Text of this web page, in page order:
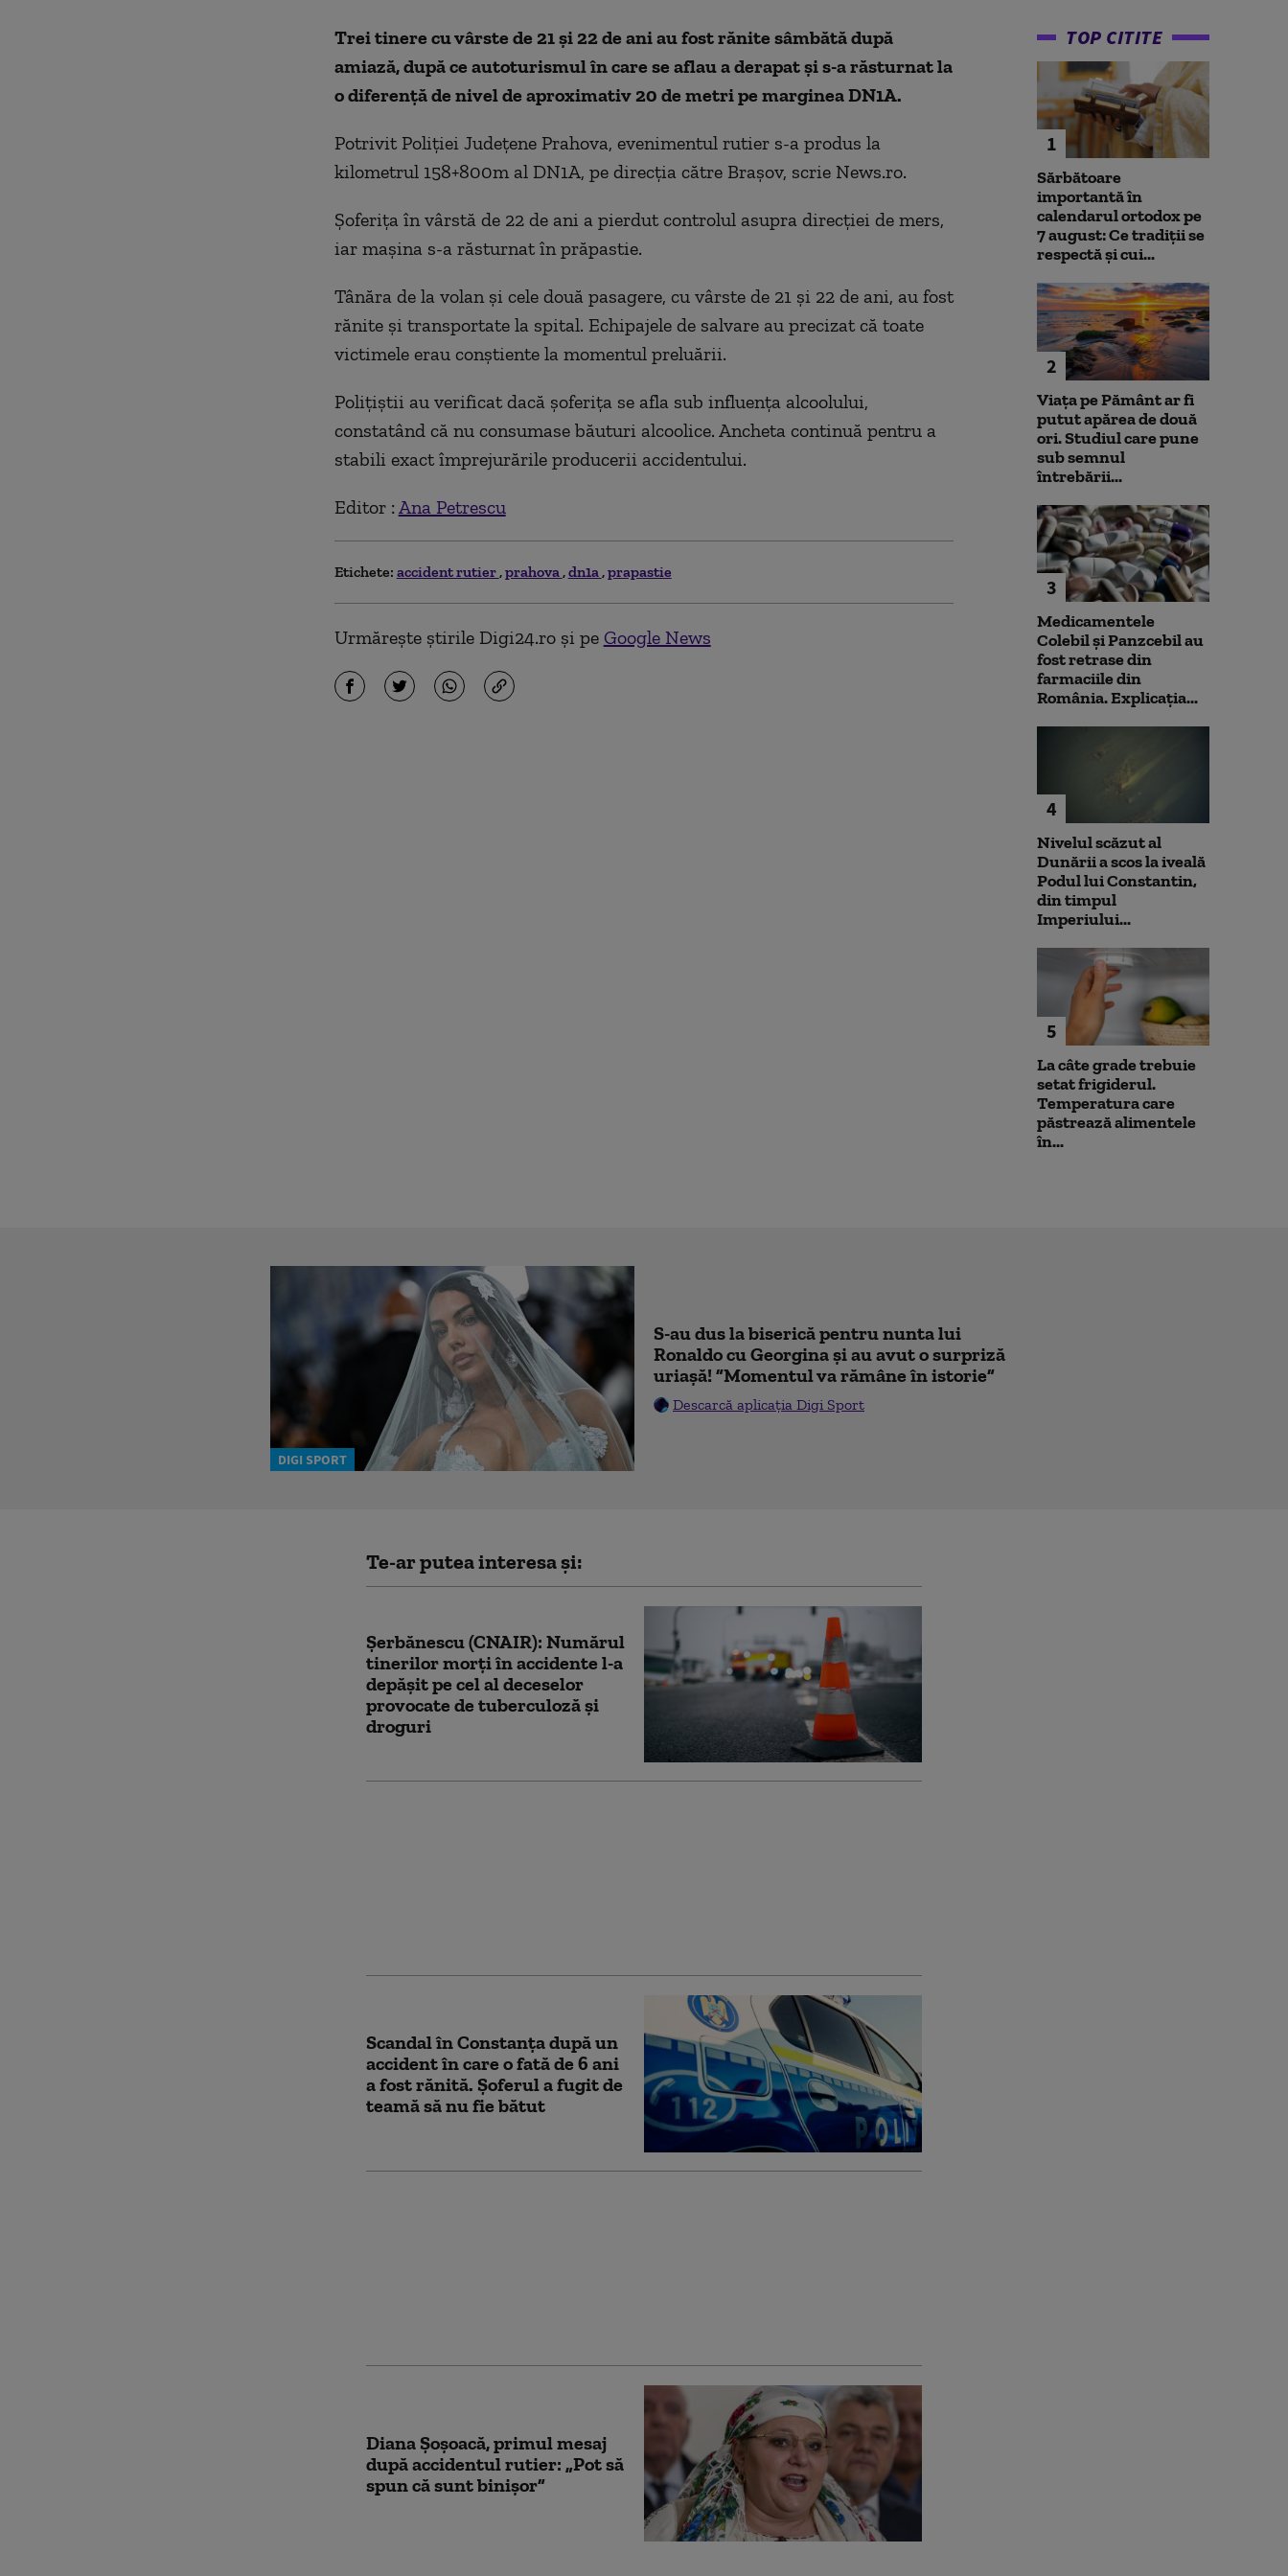
Trei tinere cu vârste de 21 și 22 de ani au fost rănite sâmbătă după
amiază, după ce autoturismul în care se aflau a derapat și s-a răsturnat la
o diferență de nivel de aproximativ 20 de metri pe marginea DN1A.
Potrivit Poliției Județene Prahova, evenimentul rutier s-a produs la
kilometrul 158+800m al DN1A, pe direcția către Brașov, scrie News.ro.
Șoferița în vârstă de 22 de ani a pierdut controlul asupra direcției de mers,
iar mașina s-a răsturnat în prăpastie.
Tânăra de la volan și cele două pasagere, cu vârste de 21 și 22 de ani, au fost
rănite și transportate la spital. Echipajele de salvare au precizat că toate
victimele erau conștiente la momentul preluării.
Polițiștii au verificat dacă șoferița se afla sub influența alcoolului,
constatând că nu consumase băuturi alcoolice. Ancheta continuă pentru a
stabili exact împrejurările producerii accidentului.
Editor : Ana Petrescu
Etichete: accident rutier prahova dn1a prapastie
Urmărește știrile Digi24.ro și pe Google News
TOP CITITE
1
Sărbătoare
importantă în
calendarul ortodox pe
7 august: Ce tradiții se
respectă și cui...
2
Viața pe Pământ ar fi
putut apărea de două
ori. Studiul care pune
sub semnul
întrebării...
3
Medicamentele
Colebil și Panzcebil au
fost retrase din
farmaciile din
România. Explicația...
4
Nivelul scăzut al
Dunării a scos la iveală
Podul lui Constantin,
din timpul
Imperiului...
5
La câte grade trebuie
setat frigiderul.
Temperatura care
păstrează alimentele
în...
DIGI SPORT
S-au dus la biserică pentru nunta lui
Ronaldo cu Georgina și au avut o surpriză
uriașă! ”Momentul va rămâne în istorie”
Descarcă aplicația Digi Sport
Te-ar putea interesa și:
Şerbănescu (CNAIR): Numărul
tinerilor morţi în accidente l-a
depăşit pe cel al deceselor
provocate de tuberculoză şi
droguri
Scandal în Constanța după un
accident în care o fată de 6 ani
a fost rănită. Şoferul a fugit de
teamă să nu fie bătut
Diana Şoşoacă, primul mesaj
după accidentul rutier: „Pot să
spun că sunt binişor”